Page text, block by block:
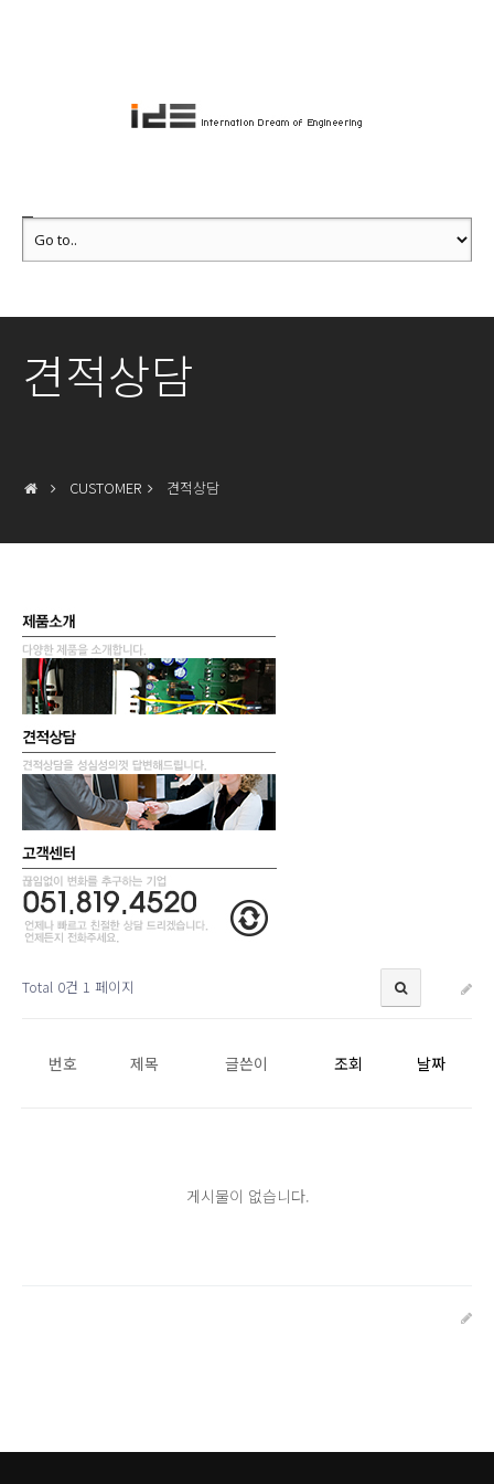
견적상담
CUSTOMER 견적상담
Total 0건 1 페이지
번호 제목 글쓴이 조회 날짜
게시물이 없습니다.